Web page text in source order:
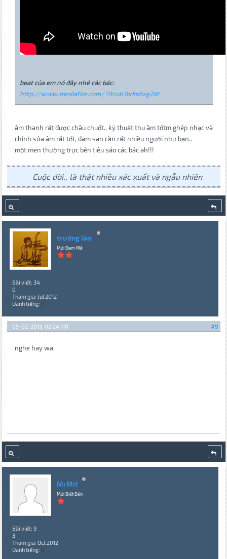
beat của em nó đây nhé các bác:
http://www.mediafire.com/?ltcub3bdm6xg2dt
âm thanh rất được chău chuốt.. kỹ thuật thu âm tốtm ghép nhạc và
chỉnh sửa âm rất tốt, đam san cần rất nhiều người như bạn..
một men thường trực bên tiêu sáo các bác ah!!!
Cuộc đời,, là thật nhiều xác xuất và ngẫu nhiên
trưởng lão.
Mới Đam Mê
Bài viết: 34
0
Tham gia: Jul 2012
Danh tiếng: 0
#9
05-02-2013, 02:24 PM
nghe hay wa.
MrMit
Mới Biết Đến
Bài viết: 9
3
Tham gia: Oct 2012
Danh tiếng: 0